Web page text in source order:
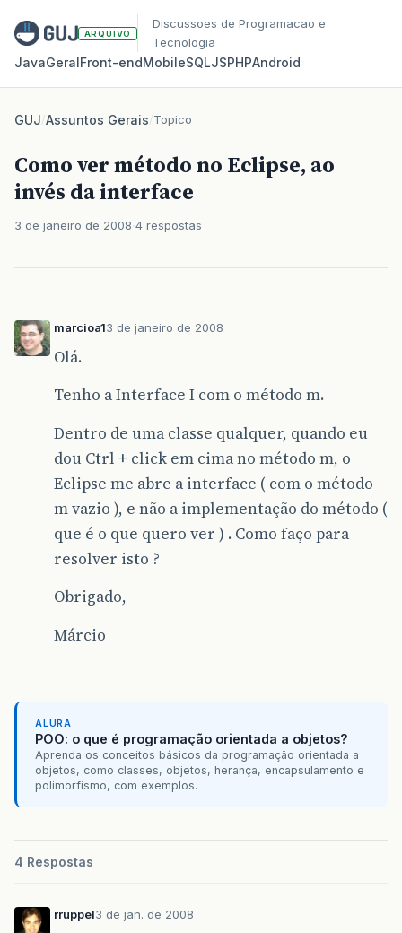
ARQUIVO
Discussoes de Programacao e
Tecnologia
JavaGeralFront‑endMobileSQLJSPHPAndroid
GUJ/Assuntos Gerais/Topico
Como ver método no Eclipse, ao
invés da interface
3 de janeiro de 2008 4 respostas
marcioa13 de janeiro de 2008
Olá.
Tenho a Interface I com o método m.
Dentro de uma classe qualquer, quando eu
dou Ctrl + click em cima no método m, o
Eclipse me abre a interface ( com o método
m vazio ), e não a implementação do método (
que é o que quero ver ) . Como faço para
resolver isto ?
Obrigado,
Márcio
ALURA
POO: o que é programação orientada a objetos?
Aprenda os conceitos básicos da programação orientada a
objetos, como classes, objetos, herança, encapsulamento e
polimorfismo, com exemplos.
4 Respostas
rruppel3 de jan. de 2008